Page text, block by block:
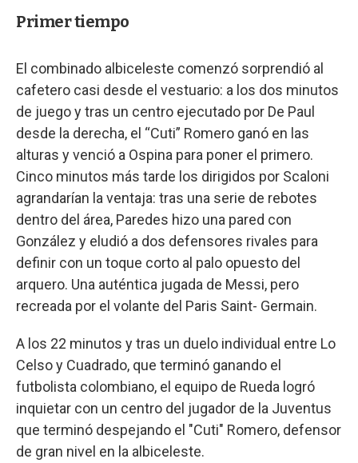
Primer tiempo
El combinado albiceleste comenzó sorprendió al
cafetero casi desde el vestuario: a los dos minutos
de juego y tras un centro ejecutado por De Paul
desde la derecha, el “Cuti” Romero ganó en las
alturas y venció a Ospina para poner el primero.
Cinco minutos más tarde los dirigidos por Scaloni
agrandarían la ventaja: tras una serie de rebotes
dentro del área, Paredes hizo una pared con
González y eludió a dos defensores rivales para
definir con un toque corto al palo opuesto del
arquero. Una auténtica jugada de Messi, pero
recreada por el volante del Paris Saint- Germain.
A los 22 minutos y tras un duelo individual entre Lo
Celso y Cuadrado, que terminó ganando el
futbolista colombiano, el equipo de Rueda logró
inquietar con un centro del jugador de la Juventus
que terminó despejando el "Cuti" Romero, defensor
de gran nivel en la albiceleste.